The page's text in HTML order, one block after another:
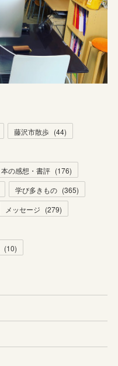
藤沢市散歩 (44)
本の感想・書評 (176)
学び多きもの (365)
メッセージ (279)
(10)